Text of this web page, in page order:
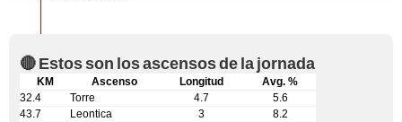
🔴 Estos son los ascensos de la jornada
KM Ascenso Longitud
Avg. %
32.4
Torre 4.7
5.6
43.7
Leontica 3
8.2